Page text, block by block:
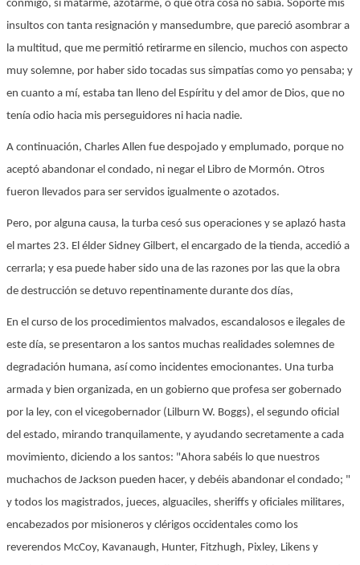
conmigo, si matarme, azotarme, o qué otra cosa no sabía. Soporté mis
insultos con tanta resignación y mansedumbre, que pareció asombrar a
la multitud, que me permitió retirarme en silencio, muchos con aspecto
muy solemne, por haber sido tocadas sus simpatías como yo pensaba; y
en cuanto a mí, estaba tan lleno del Espíritu y del amor de Dios, que no
tenía odio hacia mis perseguidores ni hacia nadie.
A continuación, Charles Allen fue despojado y emplumado, porque no
aceptó abandonar el condado, ni negar el Libro de Mormón. Otros
fueron llevados para ser servidos igualmente o azotados.
Pero, por alguna causa, la turba cesó sus operaciones y se aplazó hasta
el martes 23. El élder Sidney Gilbert, el encargado de la tienda, accedió a
cerrarla; y esa puede haber sido una de las razones por las que la obra
de destrucción se detuvo repentinamente durante dos días,
En el curso de los procedimientos malvados, escandalosos e ilegales de
este día, se presentaron a los santos muchas realidades solemnes de
degradación humana, así como incidentes emocionantes. Una turba
armada y bien organizada, en un gobierno que profesa ser gobernado
por la ley, con el vicegobernador (Lilburn W. Boggs), el segundo oficial
del estado, mirando tranquilamente, y ayudando secretamente a cada
movimiento, diciendo a los santos: "Ahora sabéis lo que nuestros
muchachos de Jackson pueden hacer, y debéis abandonar el condado; "
y todos los magistrados, jueces, alguaciles, sheriffs y oficiales militares,
encabezados por misioneros y clérigos occidentales como los
reverendos McCoy, Kavanaugh, Hunter, Fitzhugh, Pixley, Likens y